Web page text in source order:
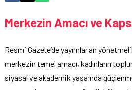
Merkezin Amacı ve
Resmi Gazete’de yayımlanan
merkezin temel amacı, kadınların
siyasal ve akademik yaşamda